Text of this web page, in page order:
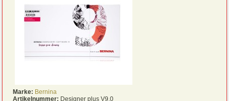
Marke: Bernina
Artikelnummer: Designer plus V9.0